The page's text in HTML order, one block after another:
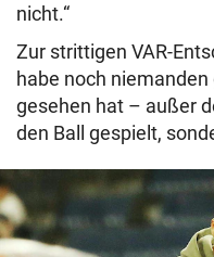
nicht.“
Zur strittigen VAR-
habe noch
gesehen hat – außer
den Ball gespielt,